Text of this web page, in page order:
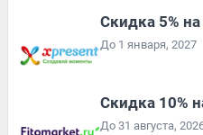
Скидка 5%
До 1 января, 2027
Скидка 10%
До 31 августа,